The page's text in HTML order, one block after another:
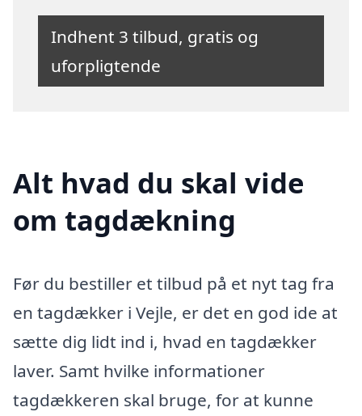
Indhent 3 tilbud, gratis og
uforpligtende
Alt hvad du skal vide
om tagdækning
Før du bestiller et tilbud på et nyt tag fra
en tagdækker i Vejle, er det en god ide at
sætte dig lidt ind i, hvad en tagdækker
laver. Samt hvilke informationer
tagdækkeren skal bruge, for at kunne